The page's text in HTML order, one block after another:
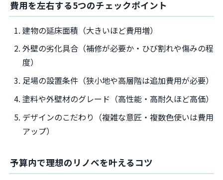
費用を左右する5つのチェックポイント
建物の延床面積（大きいほど費用増）
外壁の劣化具合（補修が必要か・ひび割れや傷みの程
度）
足場の設置条件（狭小地や高層階は追加費用が必要）
塗料や外壁材のグレード（高性能・高耐久ほど高価）
デザインのこだわり（複雑な意匠・複数色使いは費用
アップ）
予算内で理想のリノベを叶えるコツ